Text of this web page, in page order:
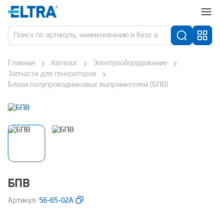
Главная Каталог
Электрооборудование
Запчасти для генераторов
Блоки полупроводниковых выпрямителей (БПВ)
БПВ
Aртикул: 56-65-02А